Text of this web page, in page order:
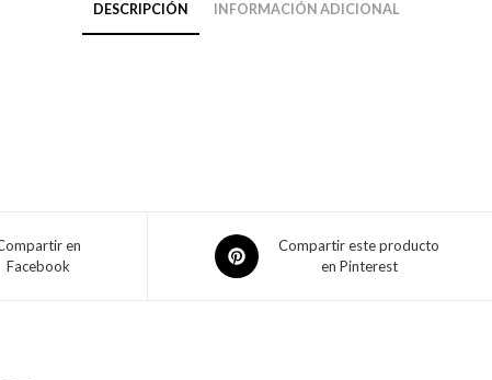
DESCRIPCIÓN INFORMACIÓN ADICIONAL
en
Facebook
Compartir este producto
en Pinterest